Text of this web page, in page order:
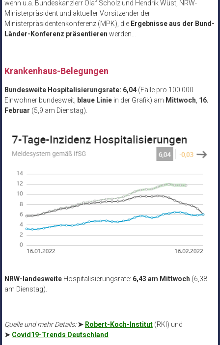
wenn u.a. Bundeskanzlerr Olaf Scholz und Hendrik Wüst, NRW-
Ministerpräsident und aktueller Vorsitzender der
Ministerpräsidentenkonferenz (MPK), dieErgebnisse aus der Bund-
Länder-Konferenz präsentieren werden…
Krankenhaus-Belegungen
Bundesweite Hospitalisierungsrate: 6,04 (Fälle pro 100.000
Einwohner bundesweit; blaue Liniein der Grafik) am Mittwoch 16.
Februar (5,9 am Dienstag).
NRW-landesweiteHospitalisierungsrate: 6,43 am Mittwoch (6,38
am Dienstag).
Quelle und mehr Details:➤ Robert-Koch-Institut(RKI) und
➤ Covid19-Trends Deutschland